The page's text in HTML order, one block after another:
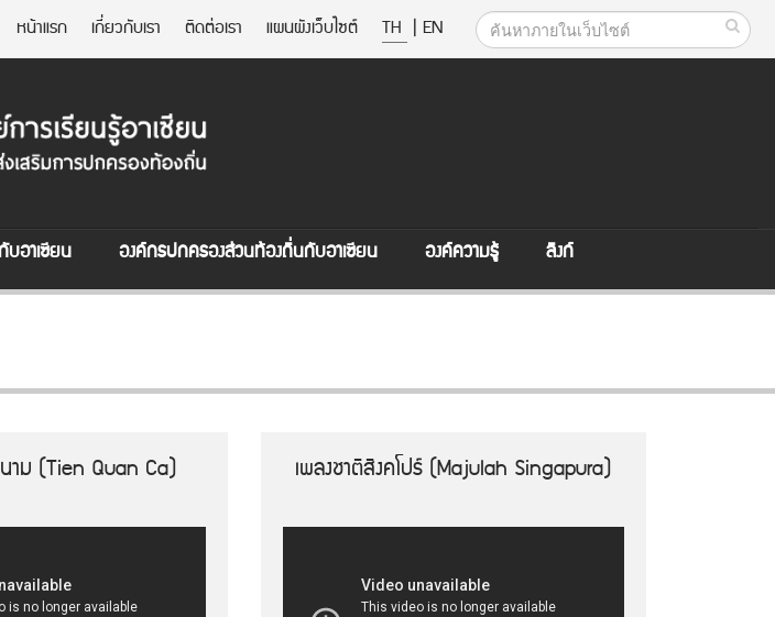
หน้าแรก เกี่ยวกับเรา ติดต่อเรา แผนผังเว็บไซต์ TH | EN
อาเซียน องค์กรปกครองส่วนท้องถิ่นกับอาเซียน องค์ความรู้ ลิงก์
นาม (Tien Quan Ca) เพลงชาติสิงคโปร์ (Majulah Singapura)